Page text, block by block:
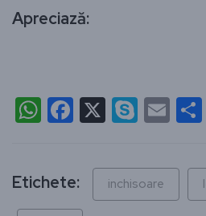
Apreciază:
WhatsApp
Facebook
X Skype
Etichete: inchisoare